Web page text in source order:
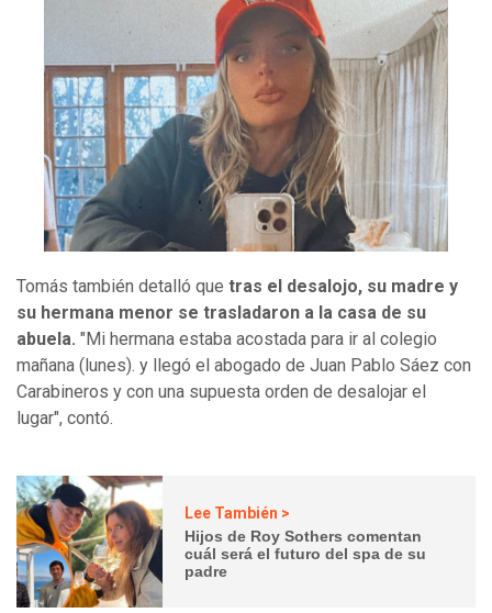
Tomás también detalló que tras el desalojo, su madre y
su hermana menor se trasladaron a la casa de su
abuela. "Mi hermana estaba acostada para ir al colegio
mañana (lunes). y llegó el abogado de Juan Pablo Sáez con
Carabineros y con una supuesta orden de desalojar el
lugar", contó.
Lee También >
Hijos de Roy Sothers comentan
cuál será el futuro del spa de su
padre